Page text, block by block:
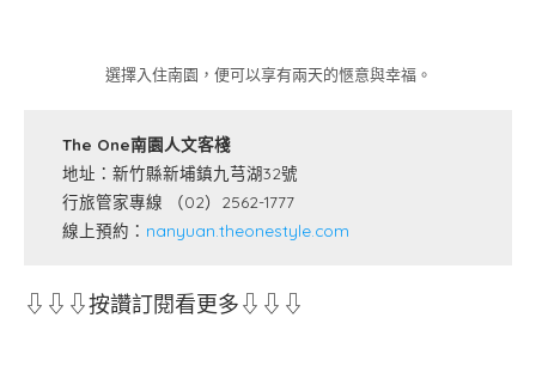
選擇入住南園，便可以享有兩天的愜意與幸福。
The One南園人文客棧
地址：新竹縣新埔鎮九芎湖32號
行旅管家專線 （02）2562-1777
線上預約： nanyuan.theonestyle.com
⇩⇩⇩按讚訂閱看更多⇩⇩⇩